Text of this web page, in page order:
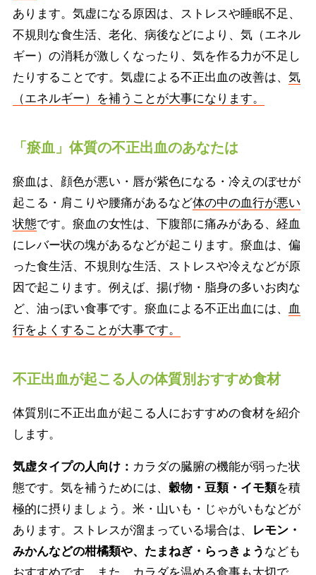
あります。気虚になる原因は、ストレスや睡眠不足、
不規則な食生活、老化、病後などにより、気（エネル
ギー）の消耗が激しくなったり、気を作る力が不足し
たりすることです。気虚による不正出血の改善は、 気
（エネルギー）を補うことが大事になります。
「瘀血」体質の不正出血のあなたは
瘀血は、顔色が悪い・唇が紫色になる・冷えのぼせが
起こる・肩こりや腰痛があるなど体の中の血行が悪い
状態です。瘀血の女性は、下腹部に痛みがある、経血
にレバー状の塊があるなどが起こります。瘀血は、偏
った食生活、不規則な生活、ストレスや冷えなどが原
因で起こります。例えば、揚げ物・脂身の多いお肉な
ど、油っぽい食事です。瘀血による不正出血には、
血
行をよくすることが大事です。
不正出血が起こる人の体質別おすすめ食材
体質別に不正出血が起こる人におすすめの食材を紹介
します。
気虚タイプの人向け： カラダの臓腑の機能が弱った状
態です。気を補うためには、 穀物・豆類・イモ類を積
極的に摂りましょう。米・山いも・じゃがいもなどが
あります。ストレスが溜まっている場合は、
レモン・
みかんなどの柑橘類や、たまねぎ・らっきょう なども